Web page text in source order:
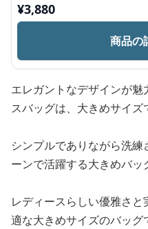
¥3,880
商品の
エレガントなデザインが
スバッグは、大きめサイズ
シンプルでありながら洗
ーンで活躍する大きめバッ
レディースらしい優雅さ
適な大きめサイズのバッグ